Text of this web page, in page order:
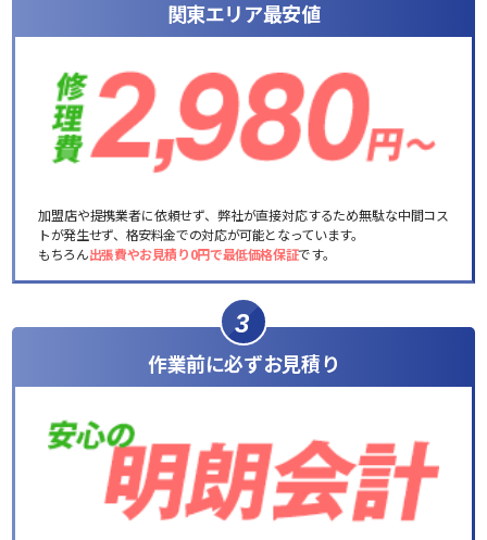
関東エリア最安値
加盟店や提携業者に依頼せず、弊社が直接対応するため無駄な中間コス
トが発生せず、格安料金での対応が可能となっています。
もちろん出張費やお見積り0円で最低価格保証です。
3
作業前に必ずお見積り